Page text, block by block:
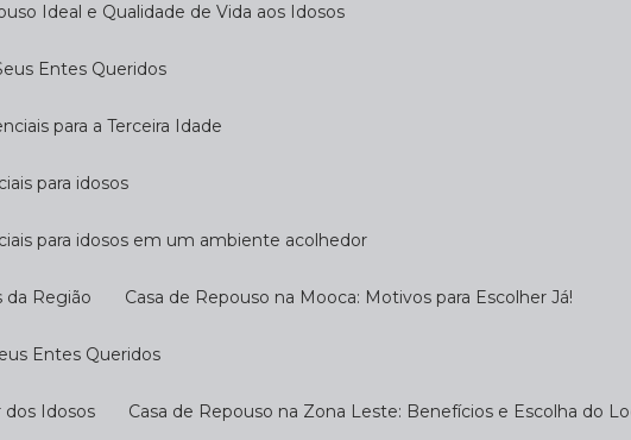
Ideal e Qualidade de Vida aos Idosos
Entes Queridos
para a Terceira Idade
para idosos
para idosos em um ambiente acolhedor
da Região Casa de Repouso na Mooca: Motivos para Escolher Já!
Entes Queridos
dos Idosos Casa de Repouso na Zona Leste: Benefícios e Escolha do